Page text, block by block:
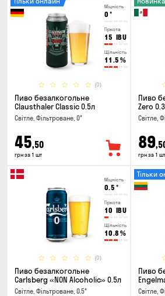
Міцність
0 °
Гіркота
15 IBU
Щільність
11.5 %
(0)
Пиво безалкогольне
Clausthaler Classic 0.5л
Світле, Фільтроване, 0°
45,50
грн за 1 шт
Пиво
Zero
Світле,
89
грн за 1 шт
Міцність
0.5 °
Гіркота
10 IBU
Щільність
10.8 %
(0)
Пиво безалкогольне
Carlsberg «NON Alcoholic» 0.5л
Світле, Фільтроване, 0.5°
Тільки
Пиво
Світле,